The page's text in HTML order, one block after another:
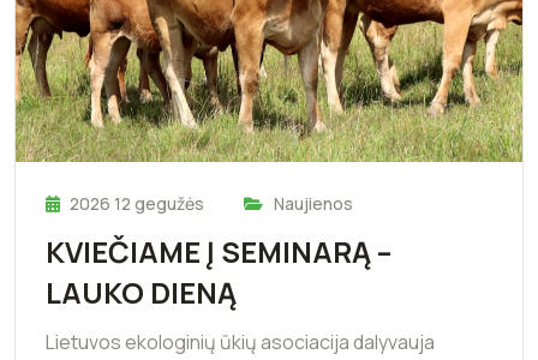
2026 12 gegužės Naujienos
KVIEČIAME Į SEMINARĄ –
LAUKO DIENĄ
Lietuvos ekologinių ūkių asociacija dalyvauja